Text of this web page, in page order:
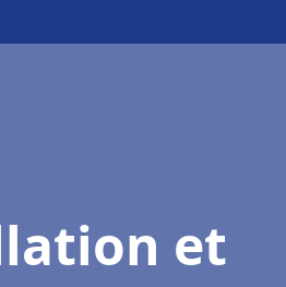
et